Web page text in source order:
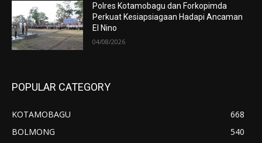
Polres Kotamobagu dan Forkopimda
Perkuat Kesiapsiagaan Hadapi Ancaman
El Nino
04/08/2026
POPULAR CATEGORY
KOTAMOBAGU
668
BOLMONG
540